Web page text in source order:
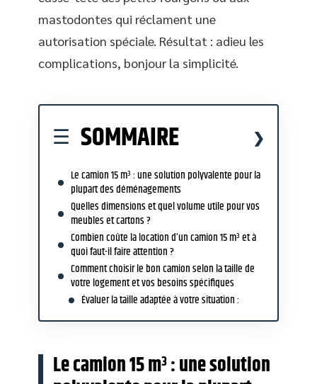
mastodontes qui réclament une
autorisation spéciale. Résultat : adieu les
complications, bonjour la simplicité.
SOMMAIRE
Le camion 15 m³ : une solution polyvalente pour la
plupart des déménagements
Quelles dimensions et quel volume utile pour vos
meubles et cartons ?
Combien coûte la location d’un camion 15 m³ et à
quoi faut-il faire attention ?
Comment choisir le bon camion selon la taille de
votre logement et vos besoins spécifiques
Évaluer la taille adaptée à votre situation :
Le camion 15 m³ : une solution